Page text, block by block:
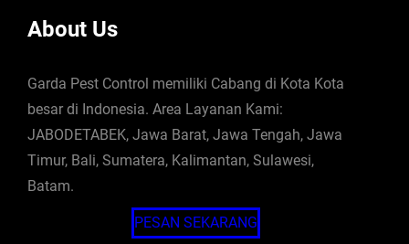
About Us
Garda Pest Control memiliki Cabang di Kota Kota
besar di Indonesia. Area Layanan Kami:
JABODETABEK, Jawa Barat, Jawa Tengah, Jawa
Timur, Bali, Sumatera, Kalimantan, Sulawesi,
Batam.
PESAN SEKARANG